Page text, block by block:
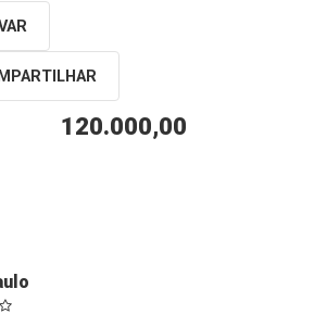
120.000,00